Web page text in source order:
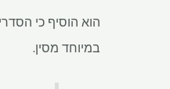
הוא הוסיף כי
במיוחד מסין.